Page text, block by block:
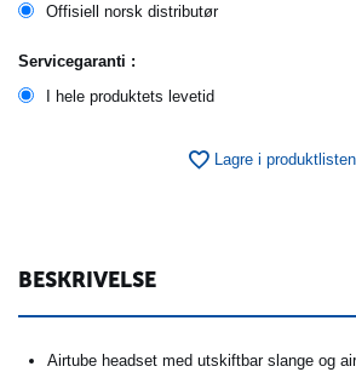
Offisiell norsk distributør
Servicegaranti :
I hele produktets levetid
Lagre i produktlisten
BESKRIVELSE
Airtube headset med utskiftbar slange og